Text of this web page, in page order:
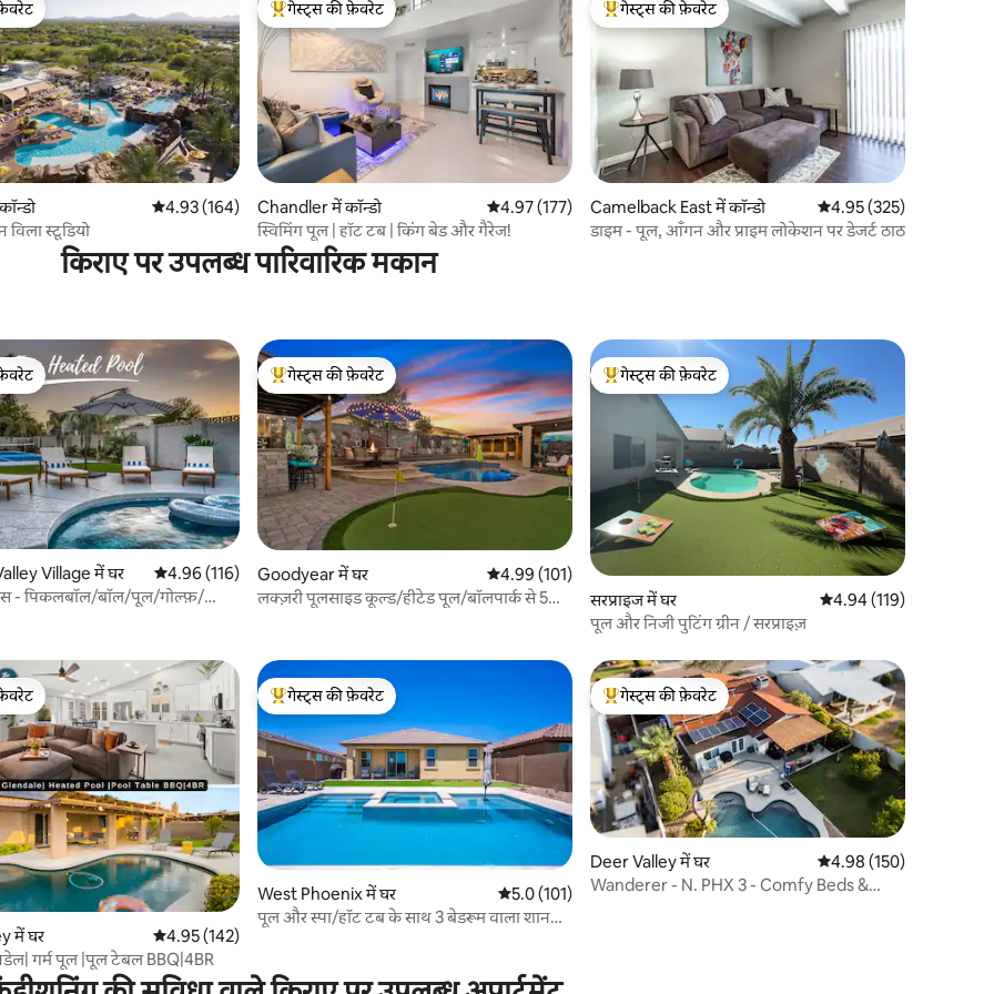
औसत रेटिंग 5 में से 4.93, 164 समीक्षाएँ
4.93 (164)
विला स्टूडियो
गेस्ट्स का टॉप फ़ेवरेट
गेस्ट्स की फ़ेवरेट
Chandler में कॉन्डो औसत रेटिंग 5 में से 4.97, 177 समीक्षाएँ
4.97 (177)
स्विमिंग पूल | हॉट टब | किंग बेड और गैरेज!
गेस्ट्स का टॉप फ़ेवरेट
गेस्ट्स की फ़ेवरेट
Camelback East में कॉन्डो औसत रेटिंग 5 में से 4.95,
4.95 (325)
डाइम - पूल, आँगन और प्राइम लोकेशन पर डेजर्ट ठाठ
किराए पर उपलब्ध पारिवारिक मकान
Village में घर औसत रेटिंग 5 में से 4.96, 116 समीक्षाएँ
4.96 (116)
- पिकलबॉल/बॉल/पूल/गोल्फ़/
गेस्ट्स का टॉप फ़ेवरेट
गेस्ट्स की फ़ेवरेट
Goodyear में घर औसत रेटिंग 5 में से 4.99, 101 समीक्षाएँ
4.99 (101)
लक्ज़री पूलसाइड कूल्ड/हीटेड पूल/बॉलपार्क से 5
गेस्ट्स का टॉप फ़ेवरेट
गेस्ट्स की फ़ेवरेट
सरप्राइज में घर औसत रेटिंग 5 में से 4.94,
4.94 (119)
पूल और निजी पुटिंग ग्रीन / सरप्राइज़
में घर औसत रेटिंग 5 में से 4.95, 142 समीक्षाएँ
4.95 (142)
गर्म पूल |पूल टेबल BBQ|4BR
गेस्ट्स का टॉप फ़ेवरेट
गेस्ट्स की फ़ेवरेट
West Phoenix में घर औसत रेटिंग 5 में से 5.0, 101 समीक्षाएँ
5.0 (101)
पूल और स्पा/हॉट टब के साथ 3 बेडरूम वाला शानदार
गेस्ट्स का टॉप फ़ेवरेट
गेस्ट्स की फ़ेवरेट
Deer Valley में घर औसत रेटिंग 5 में से 4.98,
4.98 (150)
Wanderer - N. PHX 3 - Comfy Beds &